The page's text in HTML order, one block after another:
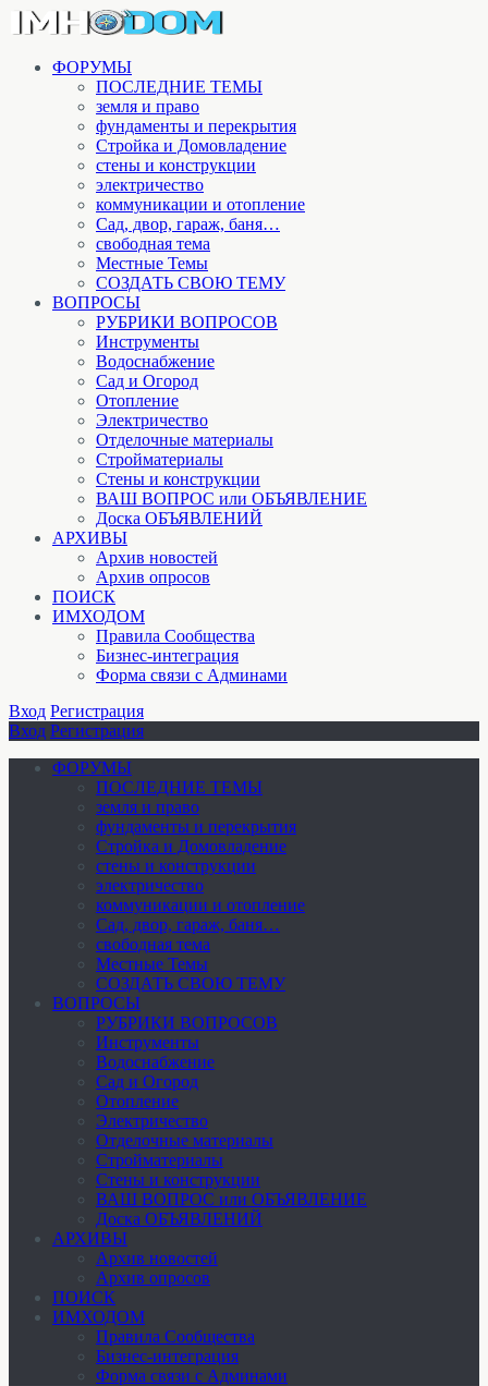
ФОРУМЫ
ПОСЛЕДНИЕ ТЕМЫ
земля и право
фундаменты и перекрытия
Стройка и Домовладение
стены и конструкции
электричество
коммуникации и отопление
Cад, двор, гараж, баня…
свободная тема
Местные Темы
СОЗДАТЬ СВОЮ ТЕМУ
ВОПРОСЫ
РУБРИКИ ВОПРОСОВ
Инструменты
Водоснабжение
Сад и Огород
Отопление
Электричество
Отделочные материалы
Стройматериалы
Стены и конструкции
ВАШ ВОПРОС или ОБЪЯВЛЕНИЕ
Доска ОБЪЯВЛЕНИЙ
АРХИВЫ
Архив новостей
Архив опросов
ПОИСК
ИМХОДОМ
Правила Сообщества
Бизнес-интеграция
Форма связи с Админами
Вход Регистрация
Вход Регистрация
ФОРУМЫ
ПОСЛЕДНИЕ ТЕМЫ
земля и право
фундаменты и перекрытия
Стройка и Домовладение
стены и конструкции
электричество
коммуникации и отопление
Cад, двор, гараж, баня…
свободная тема
Местные Темы
СОЗДАТЬ СВОЮ ТЕМУ
ВОПРОСЫ
РУБРИКИ ВОПРОСОВ
Инструменты
Водоснабжение
Сад и Огород
Отопление
Электричество
Отделочные материалы
Стройматериалы
Стены и конструкции
ВАШ ВОПРОС или ОБЪЯВЛЕНИЕ
Доска ОБЪЯВЛЕНИЙ
АРХИВЫ
Архив новостей
Архив опросов
ПОИСК
ИМХОДОМ
Правила Сообщества
Бизнес-интеграция
Форма связи с Админами